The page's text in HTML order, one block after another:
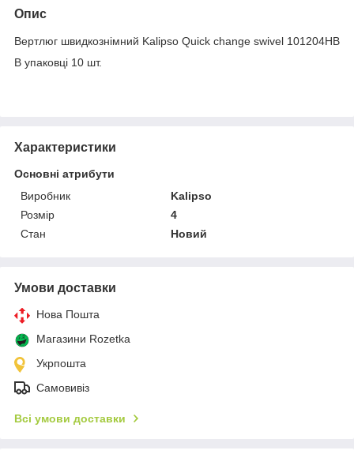
Опис
Вертлюг швидкознімний Kalipso Quick change swivel 101204HB
В упаковці 10 шт.
Характеристики
Основні атрибути
Виробник
Kalipso
Розмір
4
Стан
Новий
Умови доставки
Нова Пошта
Магазини Rozetka
Укрпошта
Самовивіз
Всі умови доставки